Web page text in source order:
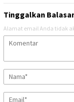
Tinggalkan
Alamat email Anda tidak